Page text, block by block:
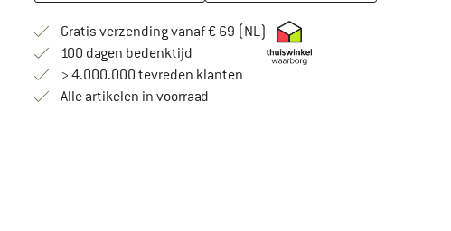
Gratis verzending vanaf € 69 (NL) Vind hier de
100 dagen bedenktijdVind de betalingsinformatie hier! Opent in
> 4.000.000 tevreden klanten
Alle artikelen in voorraad